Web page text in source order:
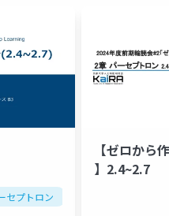
セプトロン
【ゼロか
】2.4~2.7